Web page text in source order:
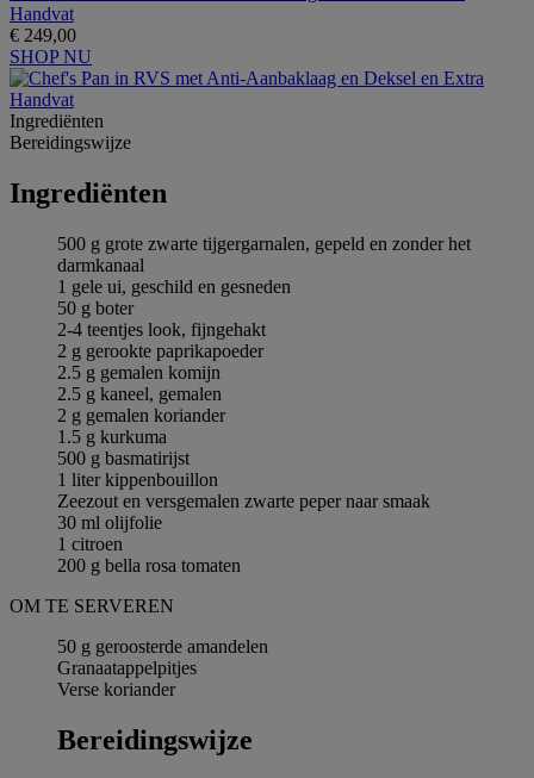
Handvat
€ 249,00
SHOP NU
Ingrediёnten
Bereidingswijze
Ingrediёnten
500 g grote zwarte tijgergarnalen, gepeld en zonder het
darmkanaal
1 gele ui, geschild en gesneden
50 g boter
2-4 teentjes look, fijngehakt
2 g gerookte paprikapoeder
2.5 g gemalen komijn
2.5 g kaneel, gemalen
2 g gemalen koriander
1.5 g kurkuma
500 g basmatirijst
1 liter kippenbouillon
Zeezout en versgemalen zwarte peper naar smaak
30 ml olijfolie
1 citroen
200 g bella rosa tomaten
OM TE SERVEREN
50 g geroosterde amandelen
Granaatappelpitjes
Verse koriander
Bereidingswijze